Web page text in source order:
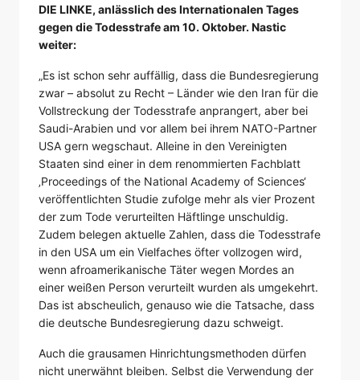
DIE LINKE, anlässlich des Internationalen Tages
gegen die Todesstrafe am 10. Oktober. Nastic
weiter:
„Es ist schon sehr auffällig, dass die Bundesregierung
zwar – absolut zu Recht – Länder wie den Iran für die
Vollstreckung der Todesstrafe anprangert, aber bei
Saudi-Arabien und vor allem bei ihrem NATO-Partner
USA gern wegschaut. Alleine in den Vereinigten
Staaten sind einer in dem renommierten Fachblatt
‚Proceedings of the National Academy of Sciences‘
veröffentlichten Studie zufolge mehr als vier Prozent
der zum Tode verurteilten Häftlinge unschuldig.
Zudem belegen aktuelle Zahlen, dass die Todesstrafe
in den USA um ein Vielfaches öfter vollzogen wird,
wenn afroamerikanische Täter wegen Mordes an
einer weißen Person verurteilt wurden als umgekehrt.
Das ist abscheulich, genauso wie die Tatsache, dass
die deutsche Bundesregierung dazu schweigt.
Auch die grausamen Hinrichtungsmethoden dürfen
nicht unerwähnt bleiben. Selbst die Verwendung der